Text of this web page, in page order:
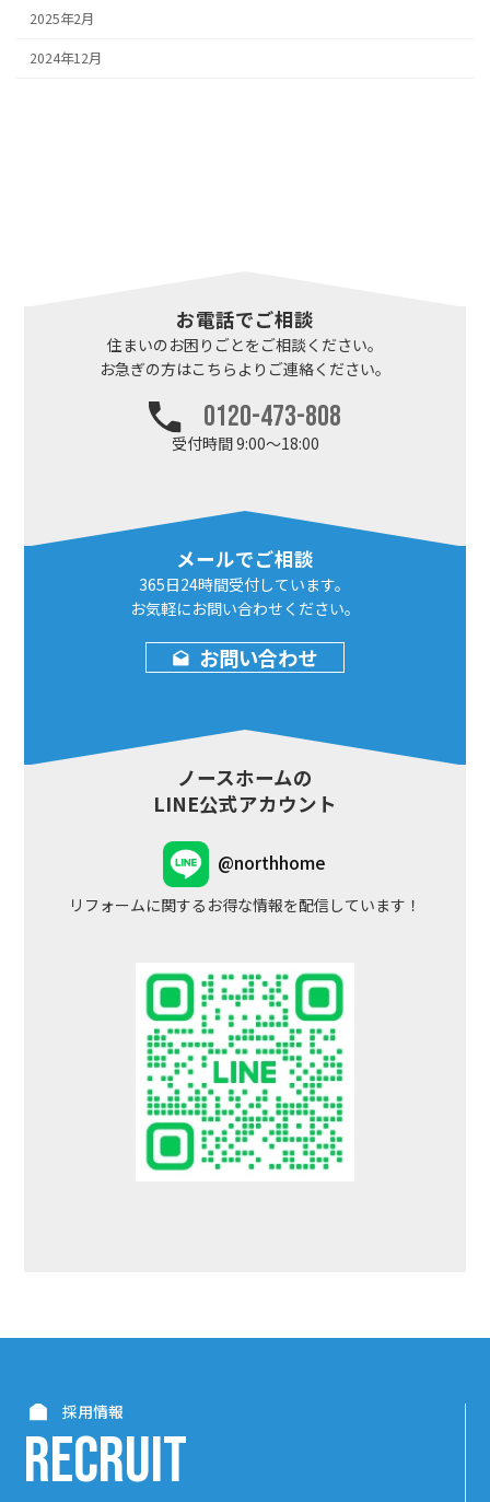
2025年2月
2024年12月
お電話でご相談
住まいのお困りごとをご相談ください。
お急ぎの方はこちらより ご連絡ください。
0120-473-808
受付時間 9:00～18:00
メールでご相談
365日24時間受付しています。
お気軽にお問い合わせ ください。
お問い合わせ
ノースホームの
LINE公式アカウント
@northhome
リフォームに関するお得な情報を配信しています！
採用情報
RECRUIT